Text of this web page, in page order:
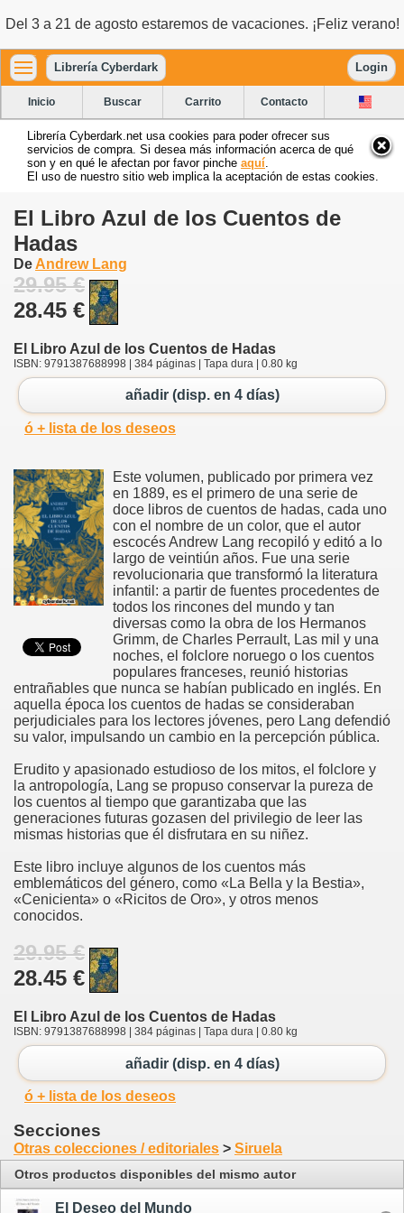
Del 3 a 21 de agosto estaremos de vacaciones. ¡Feliz verano!
Librería Cyberdark Login
Inicio Buscar Carrito Contacto
Librería Cyberdark.net usa cookies para poder ofrecer sus
servicios de compra. Si desea más información acerca de qué
son y en qué le afectan por favor pinche aquí
El uso de nuestro sitio web implica la aceptación de estas cookies.
El Libro Azul de los Cuentos de
Hadas
De Andrew Lang
29.95 €
28.45 €
El Libro Azul de los Cuentos de Hadas
ISBN: 9791387688998 | 384 páginas | Tapa dura | 0.80 kg
añadir (disp. en 4 días)
ó + lista de los deseos
Este volumen, publicado por primera vez
en 1889, es el primero de una serie de
doce libros de cuentos de hadas, cada uno
con el nombre de un color, que el autor
escocés Andrew Lang recopiló y editó a lo
largo de veintiún años. Fue una serie
revolucionaria que transformó la literatura
infantil: a partir de fuentes procedentes de
todos los rincones del mundo y tan
diversas como la obra de los Hermanos
Grimm, de Charles Perrault, Las mil y una
noches, el folclore noruego o los cuentos
populares franceses, reunió historias
entrañables que nunca se habían publicado en inglés. En
aquella época los cuentos de hadas se consideraban
perjudiciales para los lectores jóvenes, pero Lang defendió
su valor, impulsando un cambio en la percepción pública.
Erudito y apasionado estudioso de los mitos, el folclore y
la antropología, Lang se propuso conservar la pureza de
los cuentos al tiempo que garantizaba que las
generaciones futuras gozasen del privilegio de leer las
mismas historias que él disfrutara en su niñez.
Este libro incluye algunos de los cuentos más
emblemáticos del género, como «La Bella y la Bestia»,
«Cenicienta» o «Ricitos de Oro», y otros menos
conocidos.
29.95 €
28.45 €
El Libro Azul de los Cuentos de Hadas
ISBN: 9791387688998 | 384 páginas | Tapa dura | 0.80 kg
añadir (disp. en 4 días)
ó + lista de los deseos
Secciones
Otras colecciones / editoriales > Siruela
Otros productos disponibles del mismo autor
El Deseo del Mundo